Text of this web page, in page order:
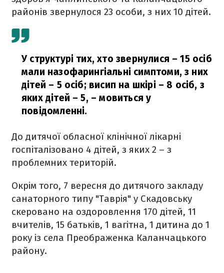
районів звернулося 23 особи, з них 10 дітей.
У структурі тих, хто звернулися – 15 осіб
мали назофарингіальні симптоми, з них
дітей – 5 осіб; висип на шкірі – 8 осіб, з
яких дітей – 5, – мовиться у
повідомленні.
До дитячої обласної клінічної лікарні
госпіталізовано 4 дітей, з яких 2 – з
проблемних територій.
Окрім того, 7 вересня до дитячого закладу
санаторного типу "Таврія" у Скадовську
скеровано на оздоровлення 170 дітей, 11
вчителів, 15 батьків, 1 вагітна, 1 дитина до 1
року із села Преображенка Каланчацького
району.